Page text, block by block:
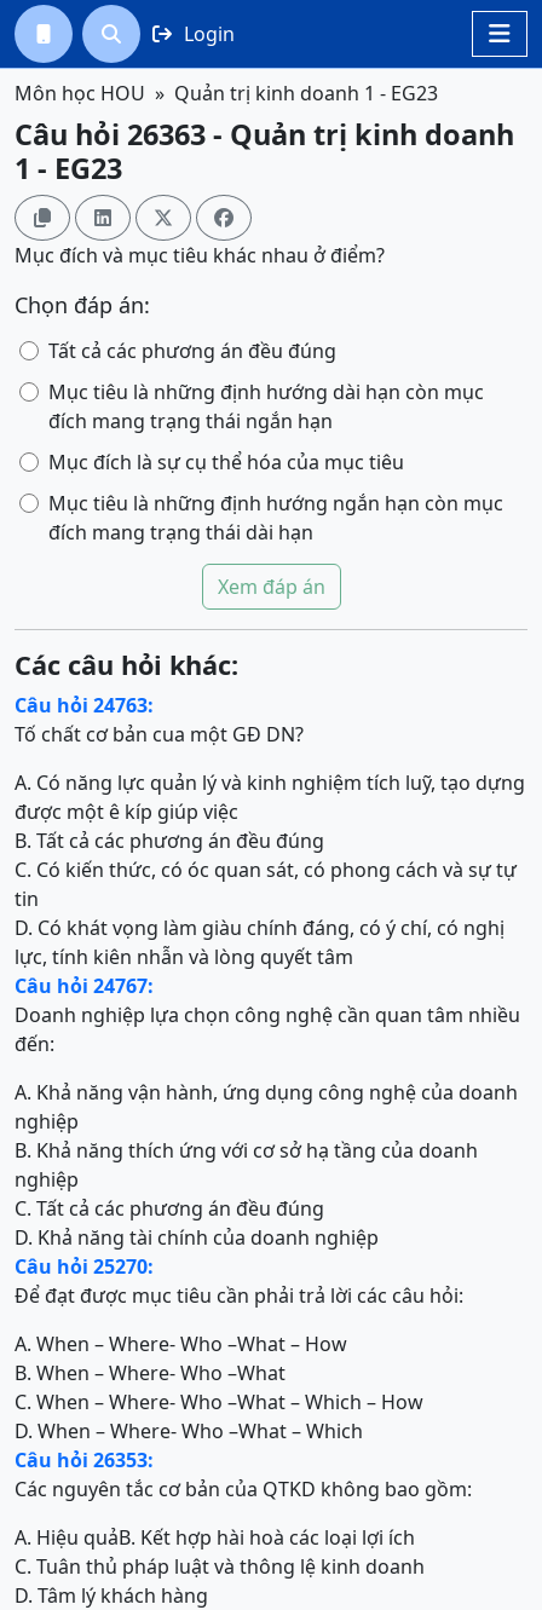

  Login
Môn học HOU Quản trị kinh doanh 1 - EG23
Câu hỏi 26363 - Quản trị kinh doanh
1 - EG23
   
Mục đích và mục tiêu khác nhau ở điểm?
Chọn đáp án:
Tất cả các phương án đều đúng
Mục tiêu là những định hướng dài hạn còn mục
đích mang trạng thái ngắn hạn
Mục đích là sự cụ thể hóa của mục tiêu
Mục tiêu là những định hướng ngắn hạn còn mục
đích mang trạng thái dài hạn
Xem đáp án
Các câu hỏi khác:
Câu hỏi 24763:
Tố chất cơ bản cua một GĐ DN?
A. Có năng lực quản lý và kinh nghiệm tích luỹ, tạo dựng
được một ê kíp giúp việc
B. Tất cả các phương án đều đúng
C. Có kiến thức, có óc quan sát, có phong cách và sự tự
tin
D. Có khát vọng làm giàu chính đáng, có ý chí, có nghị
lực, tính kiên nhẫn và lòng quyết tâm
Câu hỏi 24767:
Doanh nghiệp lựa chọn công nghệ cần quan tâm nhiều
đến:
A. Khả năng vận hành, ứng dụng công nghệ của doanh
nghiệp
B. Khả năng thích ứng với cơ sở hạ tầng của doanh
nghiệp
C. Tất cả các phương án đều đúng
D. Khả năng tài chính của doanh nghiệp
Câu hỏi 25270:
Để đạt được mục tiêu cần phải trả lời các câu hỏi:
A. When – Where- Who –What – How
B. When – Where- Who –What
C. When – Where- Who –What – Which – How
D. When – Where- Who –What – Which
Câu hỏi 26353:
Các nguyên tắc cơ bản của QTKD không bao gồm:
A. Hiệu quảB. Kết hợp hài hoà các loại lợi ích
C. Tuân thủ pháp luật và thông lệ kinh doanh
D. Tâm lý khách hàng